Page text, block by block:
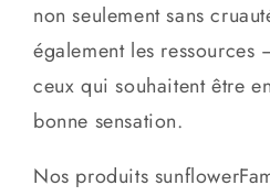
non seulement sans
également les
ceux qui souhaitent être
bonne sensation.
Nos produits